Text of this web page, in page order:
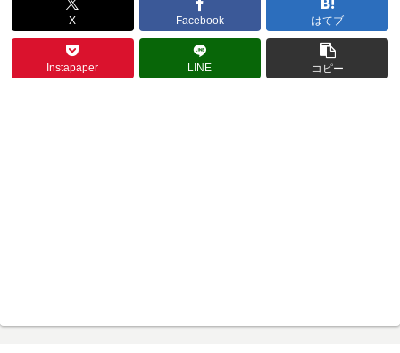
X Facebook はてブ
Instapaper LINE コピー